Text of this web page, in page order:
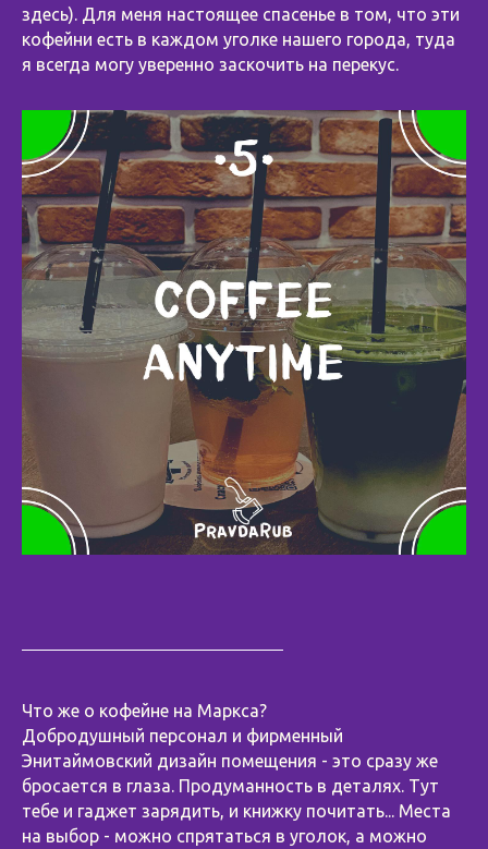
здесь). Для меня настоящее спасенье в том, что эти
кофейни есть в каждом уголке нашего города, туда
я всегда могу уверенно заскочить на перекус.
Что же о кофейне на Маркса?
Добродушный персонал и фирменный
Энитаймовский дизайн помещения - это сразу же
бросается в глаза. Продуманность в деталях. Тут
тебе и гаджет зарядить, и книжку почитать... Места
на выбор - можно спрятаться в уголок, а можно